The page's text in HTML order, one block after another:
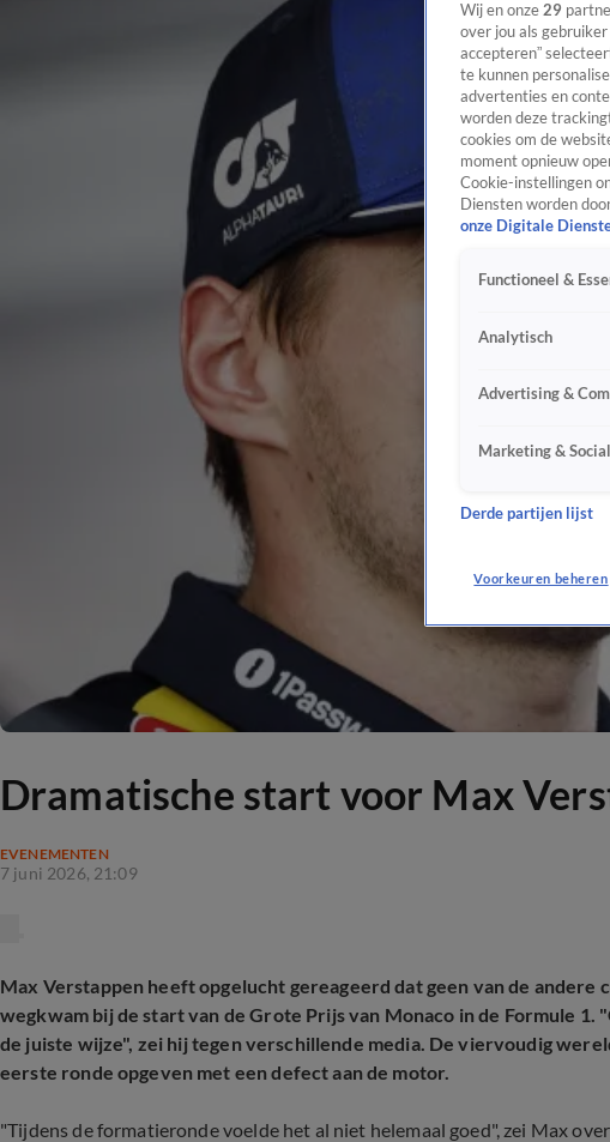
Dramatische start voor Max
EVENEMENTEN
7 juni 2026, 21:09
Max Verstappen heeft opgelucht gereageerd dat geen van de andere
wegkwam bij de start van de Grote Prijs van Monaco in de Formule
de juiste wijze", zei hij tegen verschillende media. De viervoudig
eerste ronde opgeven met een defect aan de motor.
"Tijdens de formatieronde voelde het al niet helemaal goed", zei Max
Wij en onze 29
over jou als
accepteren”
te kunnen
advertenties en
worden deze
cookies om de
moment opnieuw
Cookie-instellingen
Diensten worden
onze Digitale
Functioneel &
Analytisch
Advertising &
Marketing &
Derde partijen lijst
Voorkeuren beheren